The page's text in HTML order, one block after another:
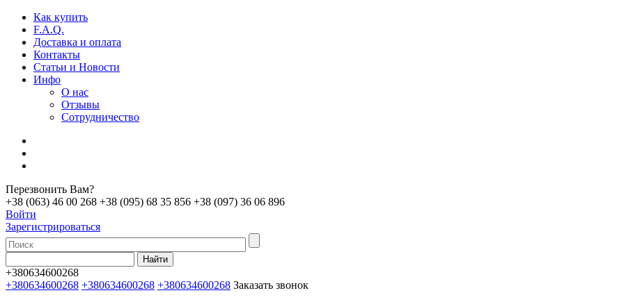
Как купить
F.A.Q.
Доставка и оплата
Контакты
Статьи и Новости
Инфо
О нас
Отзывы
Сотрудничество
Перезвонить Вам?
+38 (063) 46 00 268 +38 (095) 68 35 856 +38 (097) 36 06 896
Войти
Зарегистрироваться
+380634600268
+380634600268 +380634600268 +380634600268 Заказать звонок